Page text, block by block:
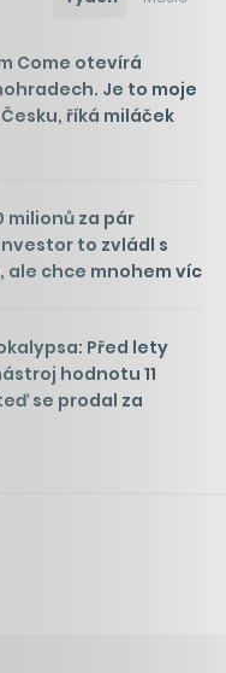
Come otevírá
Je to moje
říká miláček
milionů za pár
to zvládl s
ale chce mnohem víc
Před lety
hodnotu 11
se prodal za